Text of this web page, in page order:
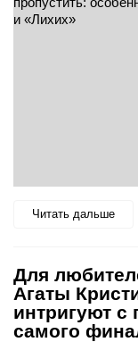
Читать дальше
Для
Агаты
интригуют
самого